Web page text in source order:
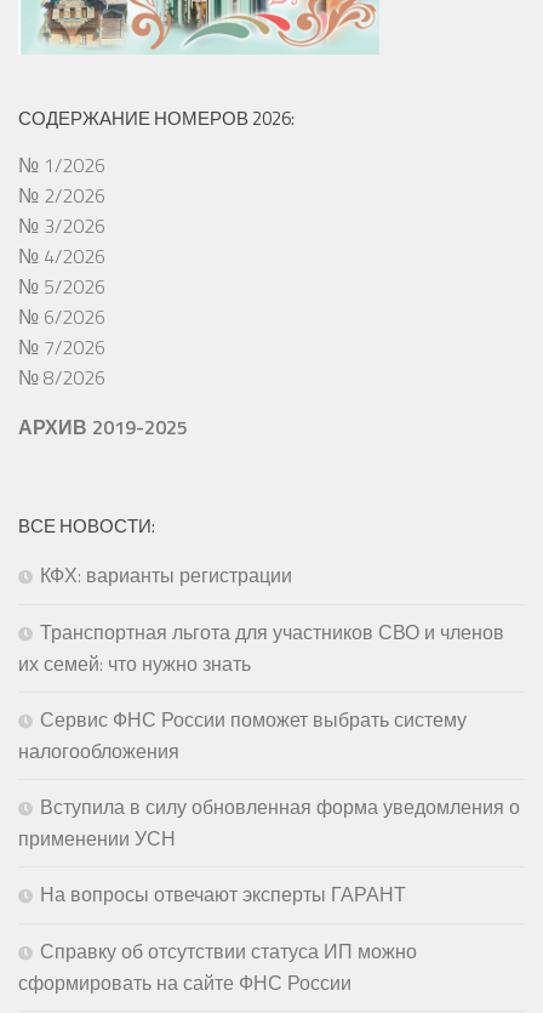
СОДЕРЖАНИЕ НОМЕРОВ 2026:
№ 1/2026
№ 2/2026
№ 3/2026
№ 4/2026
№ 5/2026
№ 6/2026
№ 7/2026
№ 8/2026
АРХИВ 2019-2025
ВСЕ НОВОСТИ:
КФХ: варианты регистрации
Транспортная льгота для участников СВО и членов
их семей: что нужно знать
Сервис ФНС России поможет выбрать систему
налогообложения
Вступила в силу обновленная форма уведомления о
применении УСН
На вопросы отвечают эксперты ГАРАНТ
Справку об отсутствии статуса ИП можно
сформировать на сайте ФНС России